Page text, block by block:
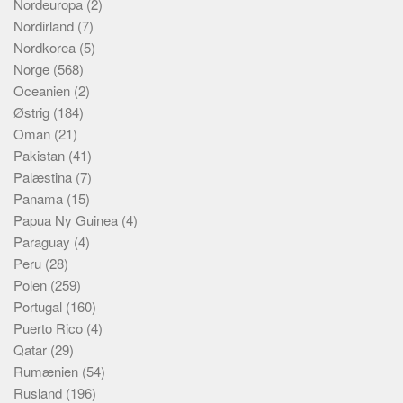
Nordeuropa (2)
Nordirland (7)
Nordkorea (5)
Norge (568)
Oceanien (2)
Østrig (184)
Oman (21)
Pakistan (41)
Palæstina (7)
Panama (15)
Papua Ny Guinea (4)
Paraguay (4)
Peru (28)
Polen (259)
Portugal (160)
Puerto Rico (4)
Qatar (29)
Rumænien (54)
Rusland (196)